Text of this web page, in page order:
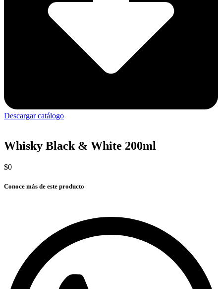
Descargar catálogo
Whisky Black & White 200ml
$0
Conoce más de este producto